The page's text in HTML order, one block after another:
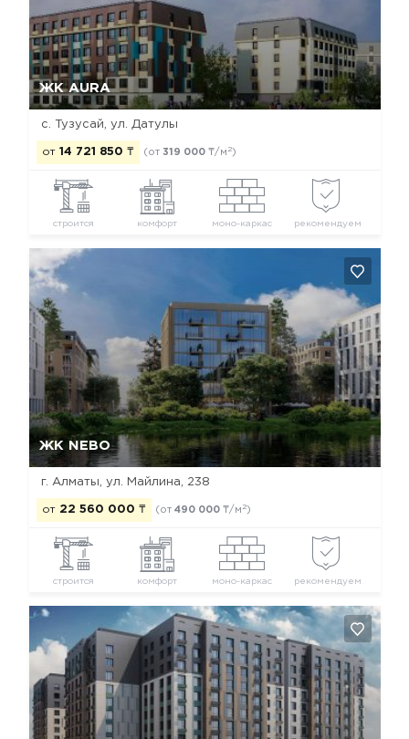
ЖК AURA
с. Тузусай, ул. Датулы
от 14 721 850 ₸ (от 319 000 ₸/м 2)
строится комфорт моно-каркас рекомендуем
Да, удалить Отмена
ЖК NEBO
г. Алматы, ул. Майлина, 238
от 22 560 000 ₸ (от 490 000 ₸/м 2)
строится комфорт моно-каркас рекомендуем
Отмена